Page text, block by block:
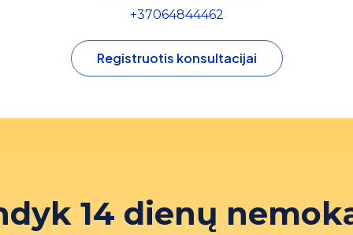
+37064844462
Registruotis konsultacijai
14 dienų